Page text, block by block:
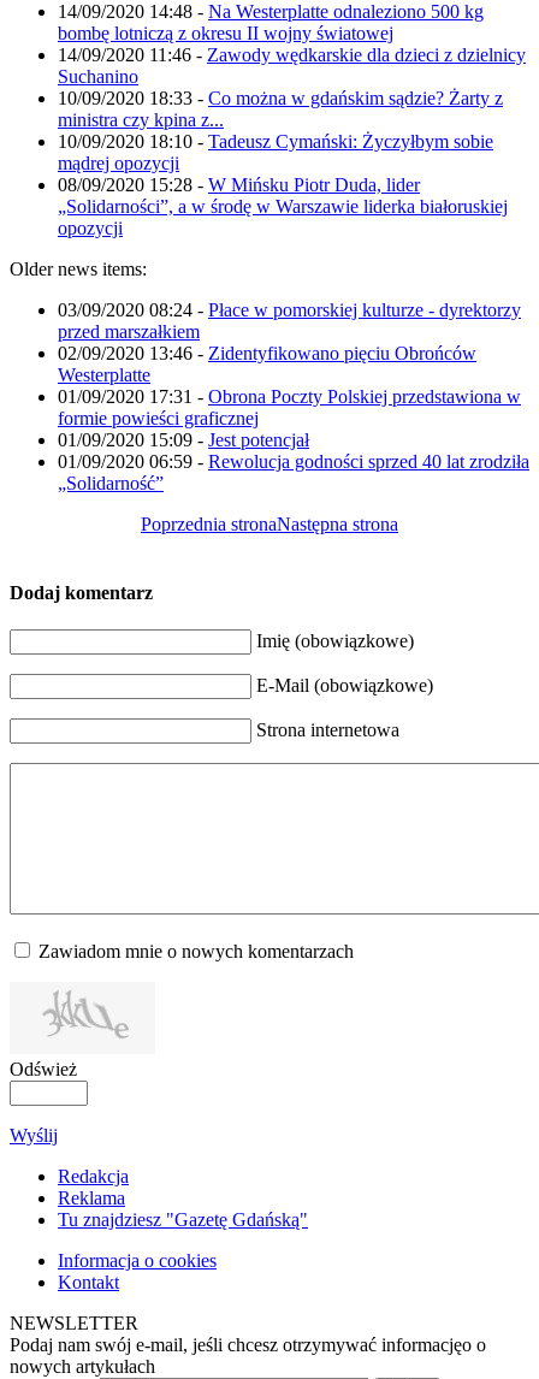
14/09/2020 14:48 - Na Westerplatte odnaleziono 500 kg
bombę lotniczą z okresu II wojny światowej
14/09/2020 11:46 - Zawody wędkarskie dla dzieci z dzielnicy
Suchanino
10/09/2020 18:33 - Co można w gdańskim sądzie? Żarty z
ministra czy kpina z...
10/09/2020 18:10 - Tadeusz Cymański: Życzyłbym sobie
mądrej opozycji
08/09/2020 15:28 - W Mińsku Piotr Duda, lider
„Solidarności”, a w środę w Warszawie liderka białoruskiej
opozycji
Older news items:
03/09/2020 08:24 - Płace w pomorskiej kulturze - dyrektorzy
przed marszałkiem
02/09/2020 13:46 - Zidentyfikowano pięciu Obrońców
Westerplatte
01/09/2020 17:31 - Obrona Poczty Polskiej przedstawiona w
formie powieści graficznej
01/09/2020 15:09 - Jest potencjał
01/09/2020 06:59 - Rewolucja godności sprzed 40 lat zrodziła
„Solidarność”
Poprzednia stronaNastępna strona
Dodaj komentarz
Imię (obowiązkowe)
E-Mail (obowiązkowe)
Strona internetowa
Zawiadom mnie o nowych komentarzach
Odśwież
Wyślij
Redakcja
Reklama
Tu znajdziesz "Gazetę Gdańską"
Informacja o cookies
Kontakt
NEWSLETTER
Podaj nam swój e-mail, jeśli chcesz otrzymywać informacjęo o
nowych artykułach